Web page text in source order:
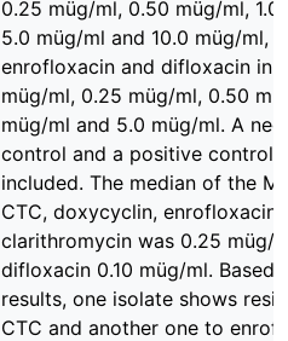
0.25 müg/ml, 0.50 müg/ml, 1.0
5.0 müg/ml and 10.0 müg/ml,
enrofloxacin and difloxacin in
müg/ml, 0.25 müg/ml, 0.50
müg/ml and 5.0 müg/ml. A
control and a positive control
included. The median of the
CTC, doxycyclin, enrofloxacin
clarithromycin was 0.25 müg/
difloxacin 0.10 müg/ml. Based
results, one isolate shows
CTC and another one to